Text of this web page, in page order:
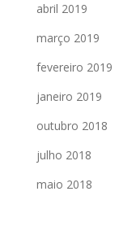
abril 2019
março 2019
fevereiro 2019
janeiro 2019
outubro 2018
julho 2018
maio 2018